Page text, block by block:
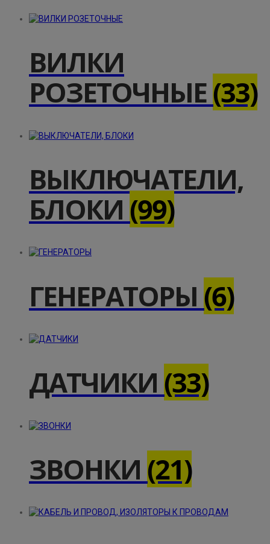
ВИЛКИ
РОЗЕТОЧНЫЕ(33)
ВЫКЛЮЧАТЕЛИ,
БЛОКИ (99)
ГЕНЕРАТОРЫ (6)
ДАТЧИКИ (33)
ЗВОНКИ (21)